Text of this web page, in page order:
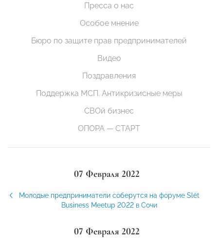
Пресса о нас
Особое мнение
Бюро по защите прав предпринимателей
Видео
Поздравления
Поддержка МСП. Антикризисные меры
СВОй бизнес
ОПОРА — СТАРТ
07 Февраля 2022
Молодые предприниматели соберутся на форуме Slёt
Business Meetup 2022 в Сочи
07 Февраля 2022